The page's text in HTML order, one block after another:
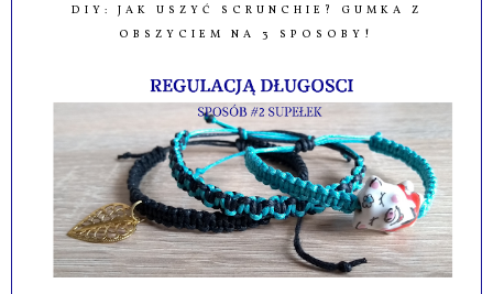
DIY: JAK USZYĆ SCRUNCHIE? GUMKA Z
OBSZYCIEM NA 3 SPOSOBY!